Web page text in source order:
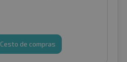
Cesto de compras